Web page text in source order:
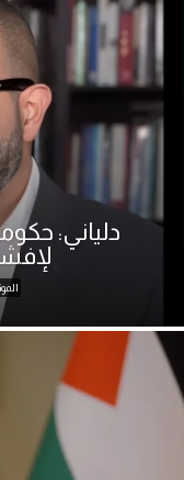
دلياني: